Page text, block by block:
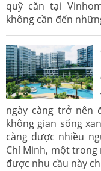
quỹ căn tại
không cần đến
ngày càng trở nên
không gian sống
càng được nhiều
Chí Minh, một
được nhu cầu này